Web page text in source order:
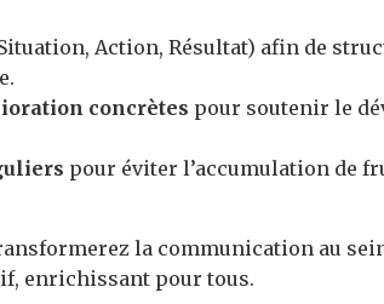
Action, Résultat) afin de
concrètes pour soutenir le
pour éviter l’accumulation de
la communication au
enrichissant pour tous.